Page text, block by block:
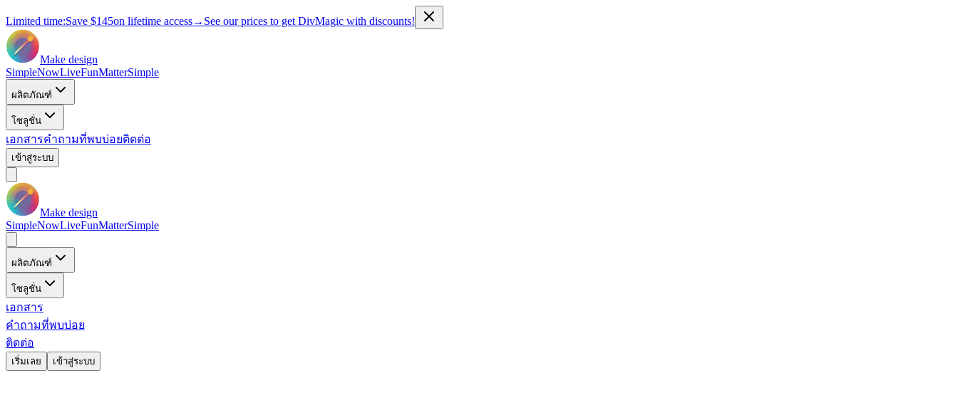
Limited time:Save $145on lifetime access→ See our prices to get DivMagic with discounts!
Make design
SimpleNowLiveFunMatterSimple
ผลิตภัณฑ์
โซลูชั่น
เอกสารคำถามที่พบบ่อยติดต่อ
เข้าสู่ระบบ
Make design
SimpleNowLiveFunMatterSimple
ผลิตภัณฑ์
โซลูชั่น
เอกสาร
คำถามที่พบบ่อย
ติดต่อ
เริ่มเลย เข้าสู่ระบบ